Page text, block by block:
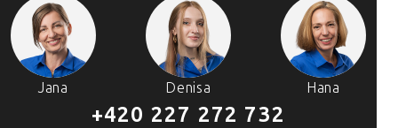
Jana Denisa Hana
+420 227 272 732